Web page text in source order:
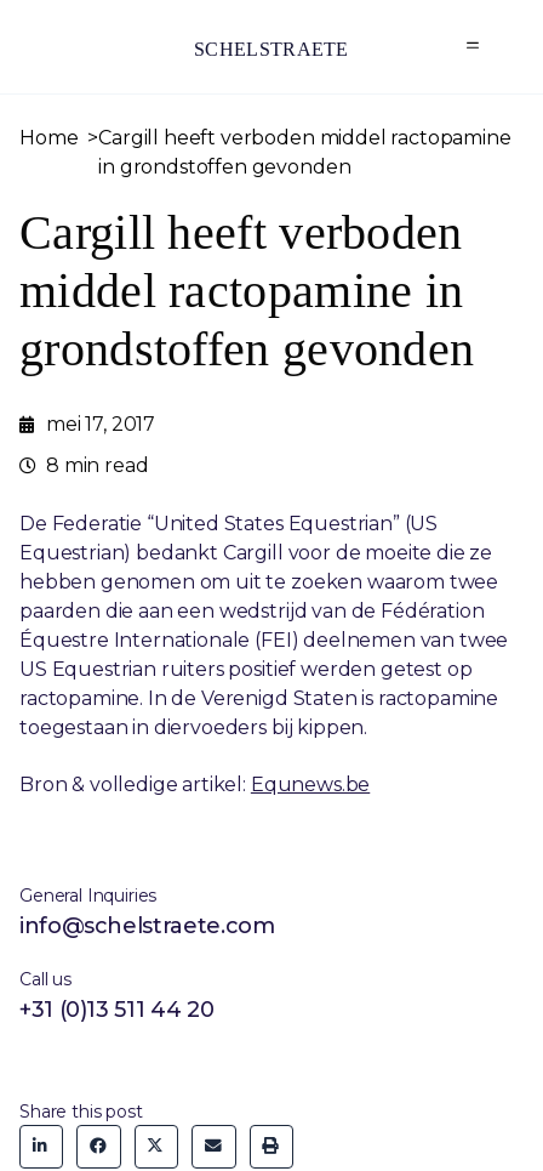
SCHELSTRAETE
Home
Cargill heeft verboden middel ractopamine
in grondstoffen gevonden
Cargill heeft verboden
middel ractopamine in
grondstoffen gevonden
mei 17, 2017
8 min read
De Federatie “United States Equestrian” (US
Equestrian) bedankt Cargill voor de moeite die ze
hebben genomen om uit te zoeken waarom twee
paarden die aan een wedstrijd van de Fédération
Équestre Internationale (FEI) deelnemen van twee
US Equestrian ruiters positief werden getest op
ractopamine. In de Verenigd Staten is ractopamine
toegestaan in diervoeders bij kippen.
Bron & volledige artikel: Equnews.be
General Inquiries
info@schelstraete.com
Call us
+31 (0)13 511 44 20
Share this post